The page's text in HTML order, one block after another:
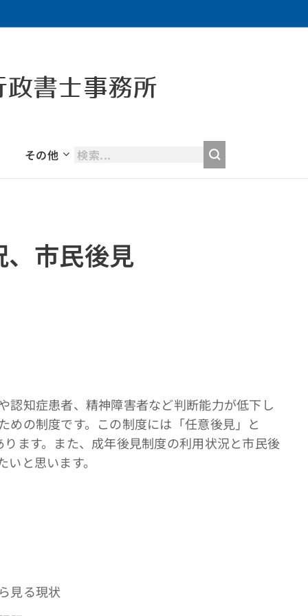
書士事務所
その他
市民後見
認知症患者、精神障害者など判断能力が低下し
めの制度です。この制度には「任意後見」と
ます。また、成年後見制度の利用状況と市民後
と思います。
見る現状